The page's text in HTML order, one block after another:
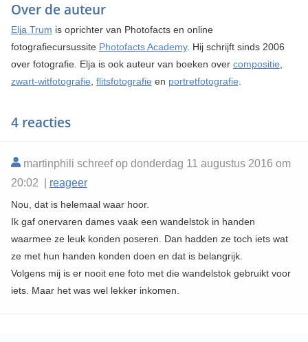
Over de auteur
Elja Trum is oprichter van Photofacts en online
fotografiecursussite Photofacts Academy. Hij schrijft sinds 2006
over fotografie. Elja is ook auteur van boeken over compositie,
zwart-witfotografie, flitsfotografie en portretfotografie.
4 reacties
martinphili schreef op donderdag 11 augustus 2016 om
20:02 | reageer
Nou, dat is helemaal waar hoor.
Ik gaf onervaren dames vaak een wandelstok in handen
waarmee ze leuk konden poseren. Dan hadden ze toch iets wat
ze met hun handen konden doen en dat is belangrijk.
Volgens mij is er nooit ene foto met die wandelstok gebruikt voor
iets. Maar het was wel lekker inkomen.